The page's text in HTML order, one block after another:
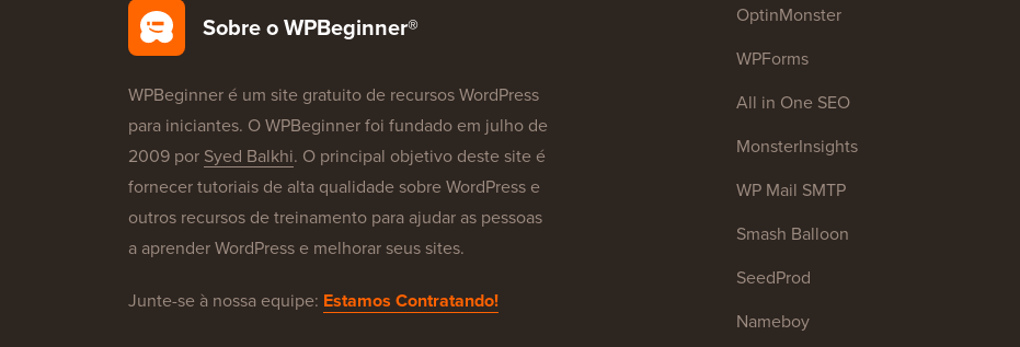
Sobre o WPBeginner®
WPBeginner é um site gratuito de recursos WordPress
para iniciantes. O WPBeginner foi fundado em julho de
2009 por Syed Balkhi. O principal objetivo deste site é
fornecer tutoriais de alta qualidade sobre WordPress e
outros recursos de treinamento para ajudar as pessoas
a aprender WordPress e melhorar seus sites.
Junte-se à nossa equipe: Estamos Contratando!
OptinMonster
WPForms
All in One SEO
MonsterInsights
WP Mail SMTP
Smash Balloon
SeedProd
Nameboy